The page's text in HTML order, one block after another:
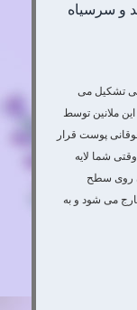
و سرسیاه
تشکیل می
این ملانین توسط
پوست قرار
شما لایه
روی سطح
می شود و به